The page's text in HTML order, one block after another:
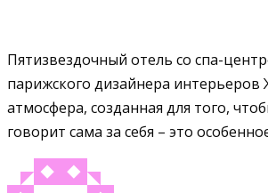
Пятизвездочный отель со спа-
парижского дизайнера интерьеров
атмосфера, созданная для того,
говорит сама за себя – это